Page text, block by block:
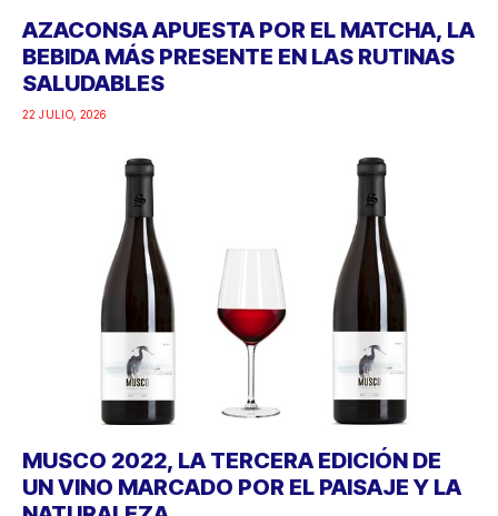
AZACONSA APUESTA POR EL MATCHA, LA
BEBIDA MÁS PRESENTE EN LAS RUTINAS
SALUDABLES
22 JULIO, 2026
MUSCO 2022, LA TERCERA EDICIÓN DE
UN VINO MARCADO POR EL PAISAJE Y LA